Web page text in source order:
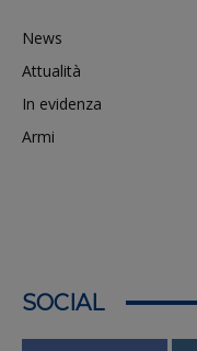
News
Attualità
In evidenza
Armi
SOCIAL